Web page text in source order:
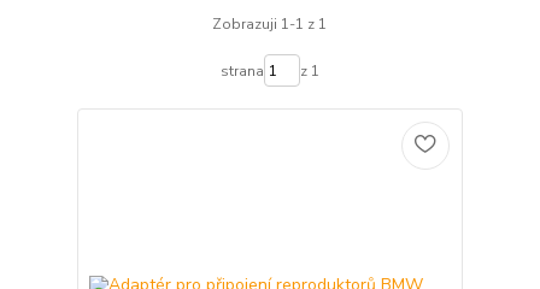
Zobrazuji 1-1 z 1
strana z 1